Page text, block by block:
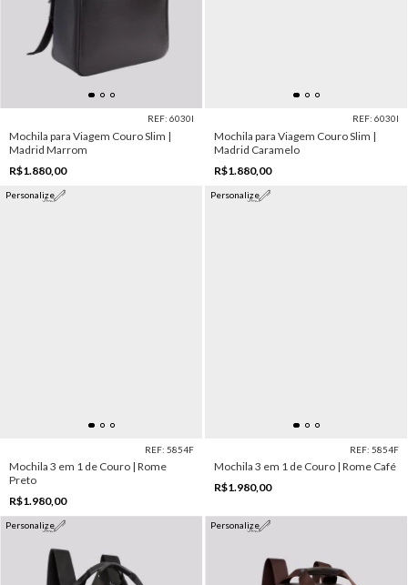
REF: 6030I
Mochila para Viagem Couro Slim |
Madrid Marrom
R$1.880,00
REF: 6030I
Mochila para Viagem Couro Slim |
Madrid Caramelo
R$1.880,00
Personalize
REF: 5854F
Mochila 3 em 1 de Couro | Rome
Preto
R$1.980,00
Personalize
REF: 5854F
Mochila 3 em 1 de Couro | Rome Café
R$1.980,00
Personalize Personalize